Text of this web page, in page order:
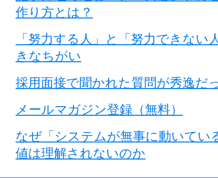
作り方とは？
「努力する人」と「努力できない
きなちがい
採用面接で聞かれた質問が秀逸だ
メールマガジン登録（無料）
なぜ「システムが無事に動いてい
値は理解されないのか